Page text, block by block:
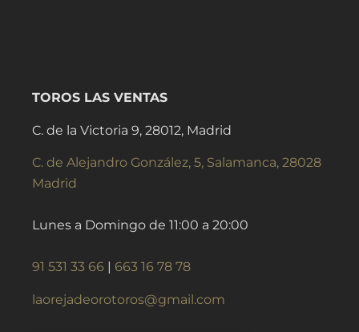
TOROS LAS VENTAS
C. de la Victoria 9, 28012, Madrid
C. de Alejandro González, 5, Salamanca, 28028
Madrid
Lunes a Domingo de 11:00 a 20:00
91 531 33 66 663 16 78 78
laorejadeorotoros@gmail.com